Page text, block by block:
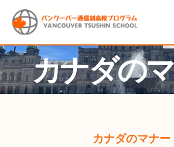
content
カナダの
カナダのマナー